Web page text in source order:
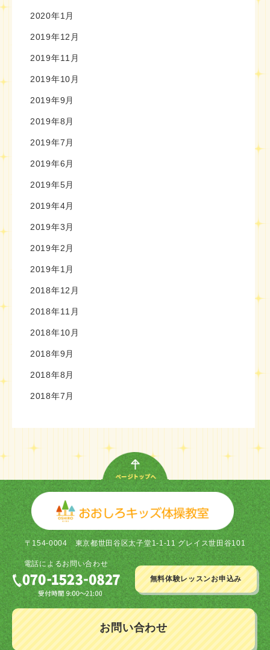
2020年1月
2019年12月
2019年11月
2019年10月
2019年9月
2019年8月
2019年7月
2019年6月
2019年5月
2019年4月
2019年3月
2019年2月
2019年1月
2018年12月
2018年11月
2018年10月
2018年9月
2018年8月
2018年7月
〒154-0004東京都世田谷区太子堂1-1-11 グレイス世田谷101
電話によるお問い合わせ
無料体験レッスンお申込み
お問い合わせ